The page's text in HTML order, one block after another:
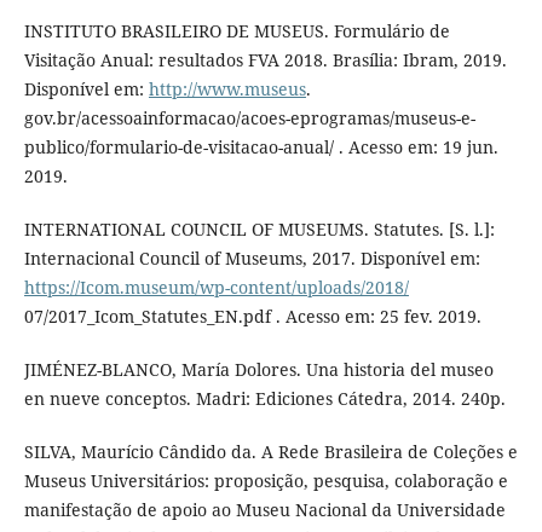
INSTITUTO BRASILEIRO DE MUSEUS. Formulário de
Visitação Anual: resultados FVA 2018. Brasília: Ibram, 2019.
Disponível em: http://www.museus.
gov.br/acessoainformacao/acoes-eprogramas/museus-e-
publico/formulario-de-visitacao-anual/ . Acesso em: 19 jun.
2019.
INTERNATIONAL COUNCIL OF MUSEUMS. Statutes. [S. l.]:
Internacional Council of Museums, 2017. Disponível em:
https://Icom.museum/wp-content/uploads/2018/
07/2017_Icom_Statutes_EN.pdf . Acesso em: 25 fev. 2019.
JIMÉNEZ-BLANCO, María Dolores. Una historia del museo
en nueve conceptos. Madri: Ediciones Cátedra, 2014. 240p.
SILVA, Maurício Cândido da. A Rede Brasileira de Coleções e
Museus Universitários: proposição, pesquisa, colaboração e
manifestação de apoio ao Museu Nacional da Universidade